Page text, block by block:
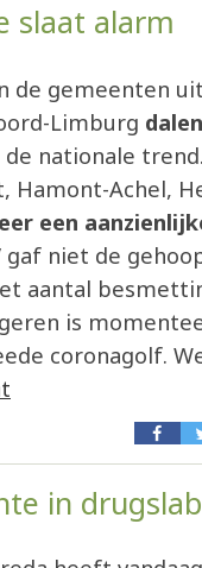
slaat alarm
de gemeenten
Limburg
nationale
Hamont-Achel,
een
gaf niet de
aantal
is
coronagolf.
in